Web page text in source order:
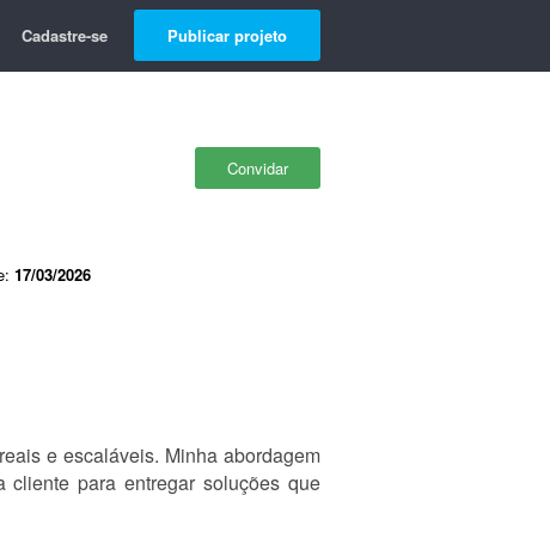
Cadastre-se Publicar projeto
Convidar
17/03/2026
e escaláveis. Minha abordagem
para entregar soluções que